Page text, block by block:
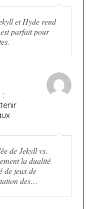
et Hyde rend
parfait pour
de Jekyll vs.
la dualité
de jeux de
des…